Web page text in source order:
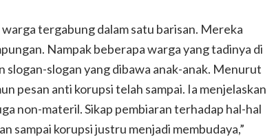
tergabung dalam satu barisan. Mereka
Nampak beberapa warga yang tadinya di
slogan-slogan yang dibawa anak-anak. Menurut
pesan anti korupsi telah sampai. Ia menjelaskan
non-materil. Sikap pembiaran terhadap hal-hal
sampai korupsi justru menjadi membudaya,”